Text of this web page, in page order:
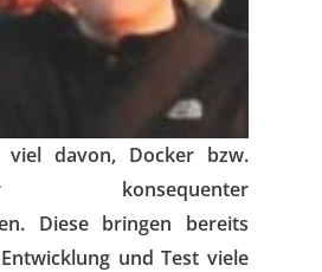
viel davon, Docker bzw.
konsequenter
Diese bringen bereits
und Test viele